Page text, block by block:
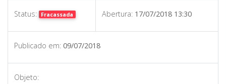
Status: Fracassada Abertura: 17/07/2018 13:30
Publicado em: 09/07/2018
Objeto: